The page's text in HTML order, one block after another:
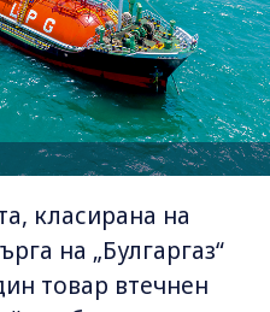
класирана на
на „Булгаргаз“
товар втечнен